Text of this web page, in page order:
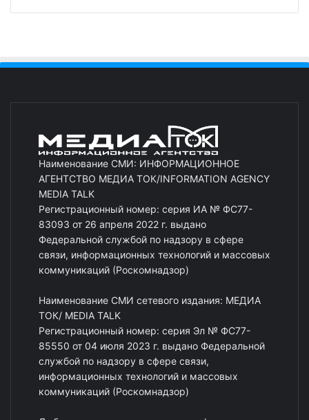
Наименование СМИ: ИНФОРМАЦИОННОЕ
АГЕНТСТВО МЕДИА ТОК/INFORMATION AGENCY
MEDIA TALK
Регистрационный номер: серия ИА № ФС77-
83093 от 26 апреля 2022 г. выдано
Федеральной службой по надзору в сфере
связи, информационных технологий и массовых
коммуникаций (Роскомнадзор)
Наименование СМИ сетевого издания: МЕДИА
ТОК/ MEDIA TALK
Регистрационный номер: серия Эл № ФС77-
85550 от 04 июля 2023 г. выдано Федеральной
службой по надзору в сфере связи,
информационных технологий и массовых
коммуникаций (Роскомнадзор)